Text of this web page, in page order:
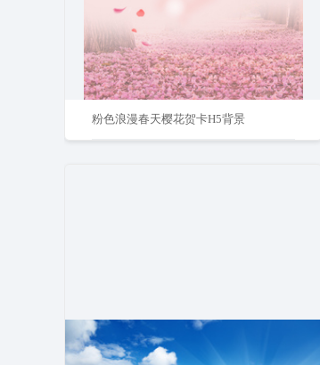
粉色浪漫春天樱花贺卡H5背景